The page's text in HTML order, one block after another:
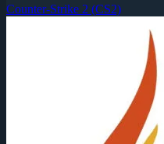
Counter-Strike 2 (CS2)